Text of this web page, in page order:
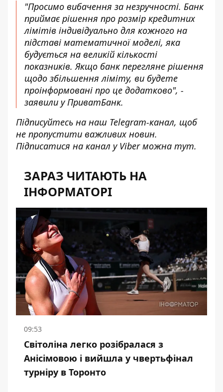
"Просимо вибачення за незручності. Банк
приймає рішення про розмір кредитних
лімітів індивідуально для кожного на
підставі математичної моделі, яка
будується на великій кількості
показників. Якщо банк перегляне рішення
щодо збільшення ліміту, ви будете
проінформовані про це додатково", -
заявили у ПриватБанк.
Підписуйтесь на наш Telegram-канал, щоб
не пропустити важливих новин.
Підписатися на канал у Viber можна тут.
ЗАРАЗ ЧИТАЮТЬ НА
ІНФОРМАТОРІ
09:53
Світоліна легко розібралася з
Анісімовою і вийшла у чвертьфінал
турніру в Торонто